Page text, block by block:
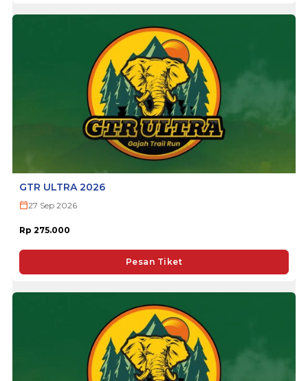
GTR ULTRA 2026
27 Sep 2026
Rp 275.000
Pesan Tiket